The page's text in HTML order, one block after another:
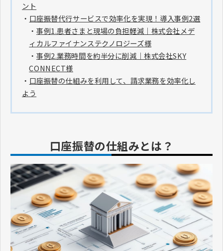
ント
・ 口座振替代行サービスで効率化を実現！導入事例2選
・ 事例1.患者さまと現場の負担軽減｜株式会社メデ
ィカルファイナンステクノロジーズ様
・ 事例2.業務時間を約半分に削減｜株式会社SKY
CONNECT様
・ 口座振替の仕組みを利用して、請求業務を効率化し
よう
口座振替の仕組みとは？